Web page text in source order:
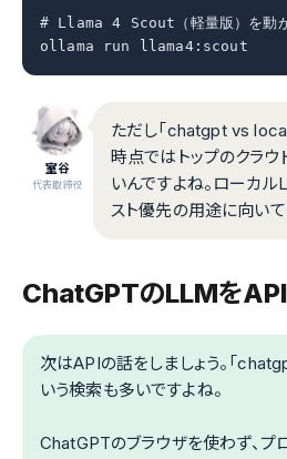
# Llama 4 Scout（軽量版）を動
ollama run llama4:scout
室谷
代表取締役
ただし「chatgpt vs
時点ではトップのクラ
いんですよね。ローカル
スト優先の用途に向いて
ChatGPTのLLMを
次はAPIの話をしましょう。「
いう検索も多いですよね。
ChatGPTのブラウザを使わず、プ